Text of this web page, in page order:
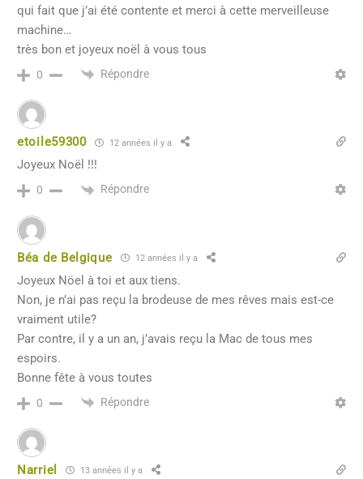
qui fait que j’ai été contente et merci à cette merveilleuse
machine…
très bon et joyeux noël à vous tous
0 Répondre
etoile59300 12 années il y a
Joyeux Noël !!!
0 Répondre
Béa de Belgique 12 années il y a
Joyeux Nöel à toi et aux tiens.
Non, je n’ai pas reçu la brodeuse de mes rêves mais est-ce
vraiment utile?
Par contre, il y a un an, j’avais reçu la Mac de tous mes
espoirs.
Bonne fête à vous toutes
0 Répondre
Narriel 13 années il y a